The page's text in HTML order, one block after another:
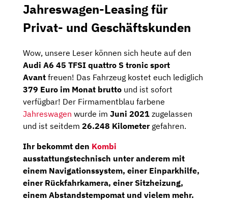
Jahreswagen-Leasing für
Privat- und Geschäftskunden
Wow, unsere Leser können sich heute auf den
Audi A6 45 TFSI quattro S tronic sport
Avant freuen! Das Fahrzeug kostet euch lediglich
379 Euro im Monat brutto und ist sofort
verfügbar! Der Firmamentblau farbene
Jahreswagen wurde im Juni 2021 zugelassen
und ist seitdem 26.248 Kilometergefahren.
Ihr bekommt den Kombi
ausstattungstechnisch unter anderem mit
einem Navigationssystem, einer Einparkhilfe,
einer Rückfahrkamera, einerSitzheizung,
einem Abstandstempomat und vielem mehr.